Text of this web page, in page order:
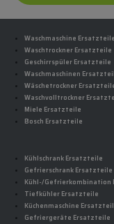
Waschmaschine Ersatzteile
Waschtrockner Ersatzteile
Geschirrspüler Ersatzteile
Waschmaschinen
Wäschetrockner
Waschvolltrockner
Miele Ersatzteile
Bosch Ersatzteile
Kühlschrank Ersatzteile
Gefrierschrank Ersatzteile
Kühl-/Gefrierkombination
Tiefkühler Ersatzteile
Küchenmaschine
Gefriergeräte Ersatzteile